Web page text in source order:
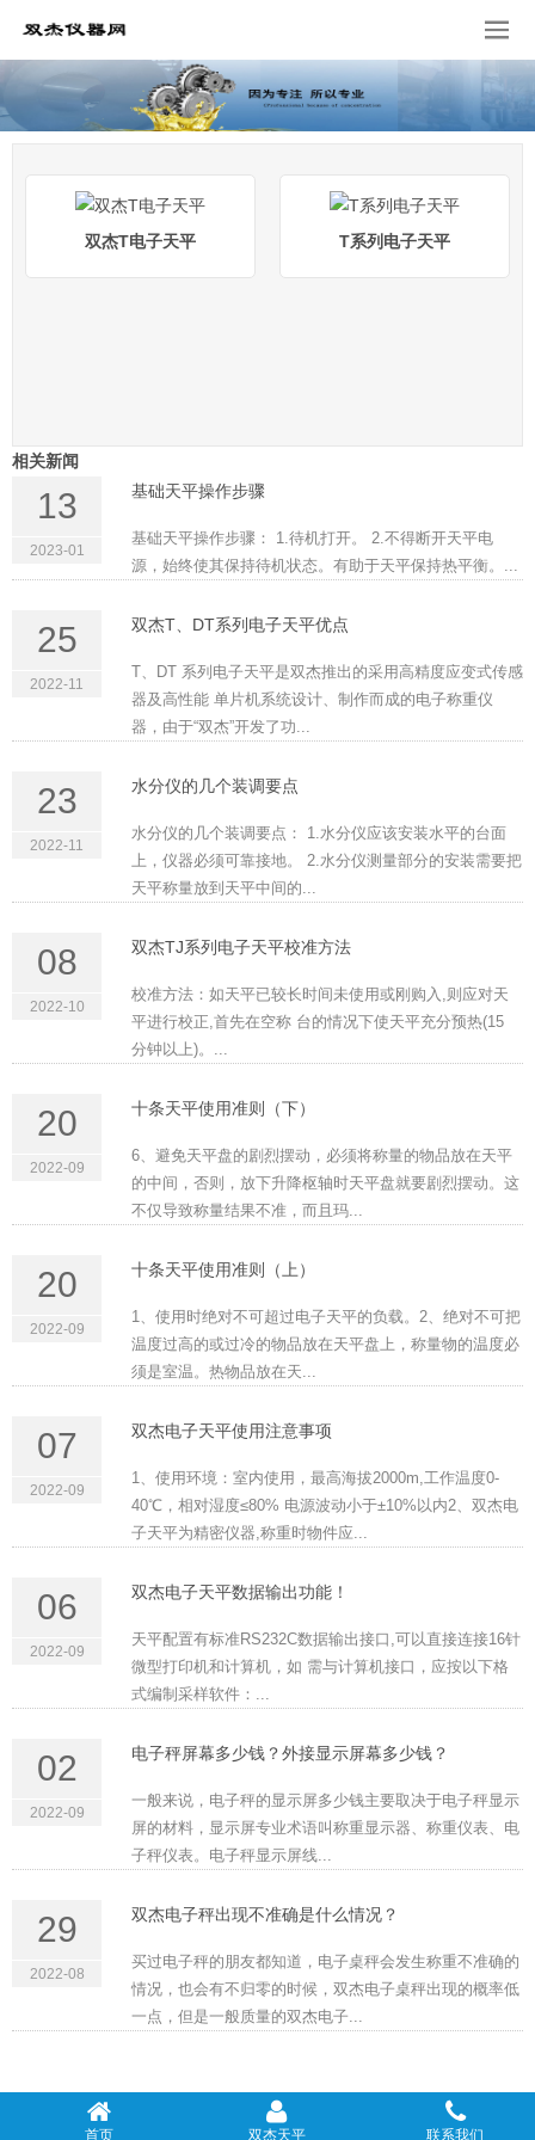
双杰T电子天平 T系列电子天平
相关新闻
13
2023-01
基础天平操作步骤
基础天平操作步骤： 1.待机打开。 2.不得断开天平电
源，始终使其保持待机状态。有助于天平保持热平衡。...
25
2022-11
双杰T、DT系列电子天平优点
T、DT 系列电子天平是双杰推出的采用高精度应变式传感
器及高性能 单片机系统设计、制作而成的电子称重仪
器，由于“双杰”开发了功...
23
2022-11
水分仪的几个装调要点
水分仪的几个装调要点： 1.水分仪应该安装水平的台面
上，仪器必须可靠接地。 2.水分仪测量部分的安装需要把
天平称量放到天平中间的...
08
2022-10
双杰TJ系列电子天平校准方法
校准方法：如天平已较长时间未使用或刚购入,则应对天
平进行校正,首先在空称 台的情况下使天平充分预热(15
分钟以上)。...
20
2022-09
十条天平使用准则（下）
6、避免天平盘的剧烈摆动，必须将称量的物品放在天平
的中间，否则，放下升降枢轴时天平盘就要剧烈摆动。这
不仅导致称量结果不准，而且玛...
20
2022-09
十条天平使用准则（上）
1、使用时绝对不可超过电子天平的负载。2、绝对不可把
温度过高的或过冷的物品放在天平盘上，称量物的温度必
须是室温。热物品放在天...
07
2022-09
双杰电子天平使用注意事项
1、使用环境：室内使用，最高海拔2000m,工作温度0-
40℃，相对湿度≤80% 电源波动小于±10%以内2、双杰电
子天平为精密仪器,称重时物件应...
06
2022-09
双杰电子天平数据输出功能！
天平配置有标准RS232C数据输出接口,可以直接连接16针
微型打印机和计算机，如 需与计算机接口，应按以下格
式编制采样软件：...
02
2022-09
电子秤屏幕多少钱？外接显示屏幕多少钱？
一般来说，电子秤的显示屏多少钱主要取决于电子秤显示
屏的材料，显示屏专业术语叫称重显示器、称重仪表、电
子秤仪表。电子秤显示屏线...
29
2022-08
双杰电子秤出现不准确是什么情况？
买过电子秤的朋友都知道，电子桌秤会发生称重不准确的
情况，也会有不归零的时候，双杰电子桌秤出现的概率低
一点，但是一般质量的双杰电子...
首页 双杰天平 联系我们